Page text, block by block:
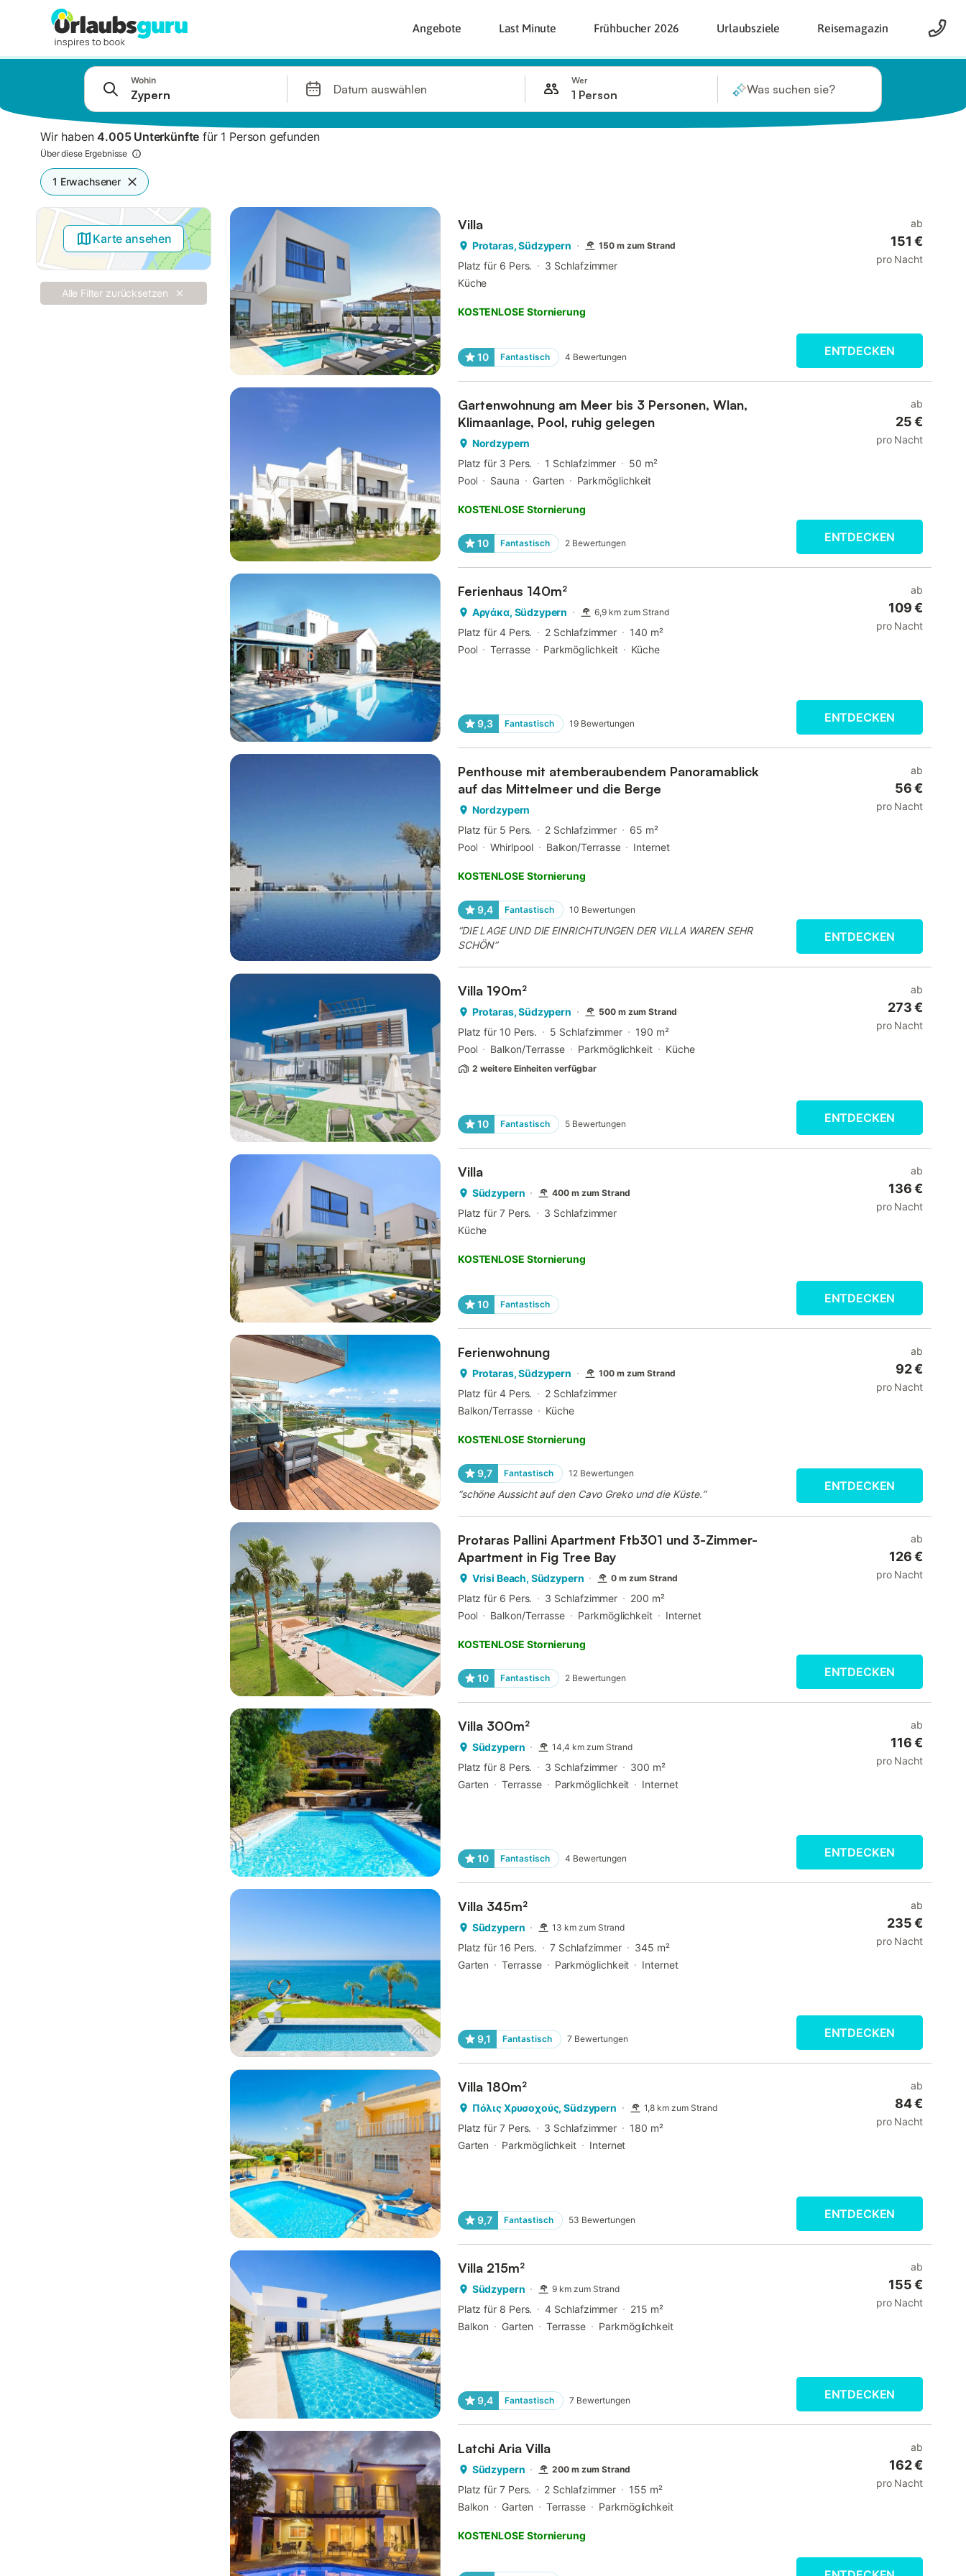
Angebote Last Minute Frühbucher 2026 Urlaubsziele Reisemagazin
Filter
Angebote
Wohin
Datum auswählen
Wer
1 Person Was suchen sie?
Wir haben4.005 Unterkünfte für 1 Person gefunden
Über diese Ergebnisse
1 Erwachsener
Karte ansehen
Alle Filter zurücksetzen
Villa
Protaras, Südzypern 150 m zum Strand
Platz für 6 Pers.
3 Schlafzimmer
Küche
KOSTENLOSE Stornierung
10 Fantastisch 4 Bewertungen
ab
151 €
pro Nacht
ENTDECKEN
Gartenwohnung am Meer bis 3 Personen, Wlan,
Klimaanlage, Pool, ruhig gelegen
Nordzypern
Platz für 3 Pers.
1 Schlafzimmer
50 m²
Pool
Sauna Garten Parkmöglichkeit
KOSTENLOSE Stornierung
10 Fantastisch 2 Bewertungen
ab
25 €
pro Nacht
ENTDECKEN
Ferienhaus 140m²
Αργάκα, Südzypern 6,9 km zum Strand
Platz für 4 Pers. 2 Schlafzimmer
140 m²
Pool
Terrasse Parkmöglichkeit Küche
9,3 Fantastisch 19 Bewertungen
ab
109 €
pro Nacht
ENTDECKEN
Penthouse mit atemberaubendem Panoramablick
auf das Mittelmeer und die Berge
Nordzypern
Platz für 5 Pers.
2 Schlafzimmer
65 m²
Pool
Whirlpool Balkon/Terrasse Internet
KOSTENLOSE Stornierung
9,4 Fantastisch 10 Bewertungen
“DIE LAGE UND DIE EINRICHTUNGEN DER VILLA WAREN SEHR
SCHÖN”
ab
56 €
pro Nacht
ENTDECKEN
Villa 190m²
Protaras, Südzypern 500 m zum Strand
Platz für 10 Pers. 5 Schlafzimmer
190 m²
Pool
Balkon/Terrasse Parkmöglichkeit Küche
2 weitere Einheiten verfügbar
10 Fantastisch 5 Bewertungen
ab
273 €
pro Nacht
ENTDECKEN
Villa
Südzypern 400 m zum Strand
Platz für 7 Pers.
3 Schlafzimmer
Küche
KOSTENLOSE Stornierung
10 Fantastisch
ab
136 €
pro Nacht
ENTDECKEN
Ferienwohnung
Protaras, Südzypern 100 m zum Strand
Platz für 4 Pers.
2 Schlafzimmer
Balkon/Terrasse
Küche
KOSTENLOSE Stornierung
9,7 Fantastisch 12 Bewertungen
“schöne Aussicht auf den Cavo Greko und die Küste.”
ab
92 €
pro Nacht
ENTDECKEN
Protaras Pallini Apartment Ftb301 und 3-Zimmer-
Apartment in Fig Tree Bay
Vrisi Beach, Südzypern 0 m zum Strand
Platz für 6 Pers. 3 Schlafzimmer
200 m²
Pool
Balkon/Terrasse Parkmöglichkeit Internet
KOSTENLOSE Stornierung
10 Fantastisch 2 Bewertungen
ab
126 €
pro Nacht
ENTDECKEN
Villa 300m²
Südzypern 14,4 km zum Strand
Platz für 8 Pers. 3 Schlafzimmer
300 m²
Garten
Terrasse Parkmöglichkeit Internet
10 Fantastisch 4 Bewertungen
ab
116 €
pro Nacht
ENTDECKEN
Villa 345m²
Südzypern 13 km zum Strand
Platz für 16 Pers. 7 Schlafzimmer
345 m²
Garten
Terrasse Parkmöglichkeit Internet
9,1 Fantastisch 7 Bewertungen
ab
235 €
pro Nacht
ENTDECKEN
Villa 180m²
Πόλις Χρυσοχούς, Südzypern 1,8 km zum Strand
Platz für 7 Pers. 3 Schlafzimmer
180 m²
Garten
Parkmöglichkeit Internet
9,7 Fantastisch 53 Bewertungen
ab
84 €
pro Nacht
ENTDECKEN
Villa 215m²
Südzypern 9 km zum Strand
Platz für 8 Pers. 4 Schlafzimmer
215 m²
Balkon
Garten Terrasse Parkmöglichkeit
9,4 Fantastisch 7 Bewertungen
ab
155 €
pro Nacht
ENTDECKEN
Latchi Aria Villa
Südzypern 200 m zum Strand
Platz für 7 Pers. 2 Schlafzimmer
155 m²
Balkon
Garten Terrasse Parkmöglichkeit
KOSTENLOSE Stornierung
ab
162 €
pro Nacht